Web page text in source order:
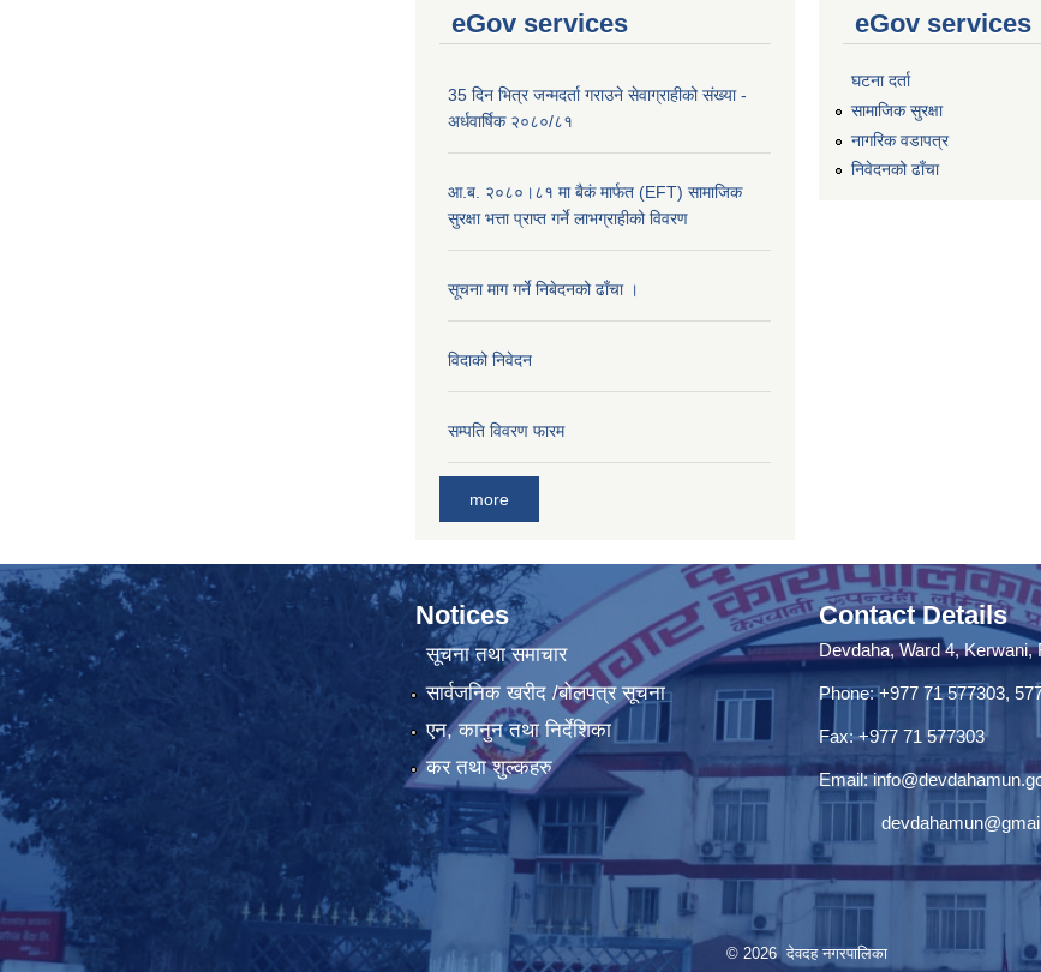
eGov services
35 दिन भित्र जन्मदर्ता गराउने सेवाग्राहीको संख्या -
अर्धवार्षिक २०८०/८१
आ.ब. २०८०।८१ मा बैकं मार्फत (EFT) सामाजिक
सुरक्षा भत्ता प्राप्त गर्ने लाभग्राहीको विवरण
सूचना माग गर्ने निबेदनको ढाँचा ।
विदाको निवेदन
सम्पति विवरण फारम
more
eGov services
घटना दर्ता
सामाजिक सुरक्षा
नागरिक वडापत्र
निवेदनको ढाँचा
Notices
सूचना तथा समाचार
सार्वजनिक खरीद /बोलपत्र सूचना
एन, कानुन तथा निर्देशिका
कर तथा शुल्कहरु
Contact Details
Devdaha, Ward 4, Kerwani,
Phone: +977 71 577303,
Fax: +977 71 577303
Email:
© 2026 देवदह नगरपालिका